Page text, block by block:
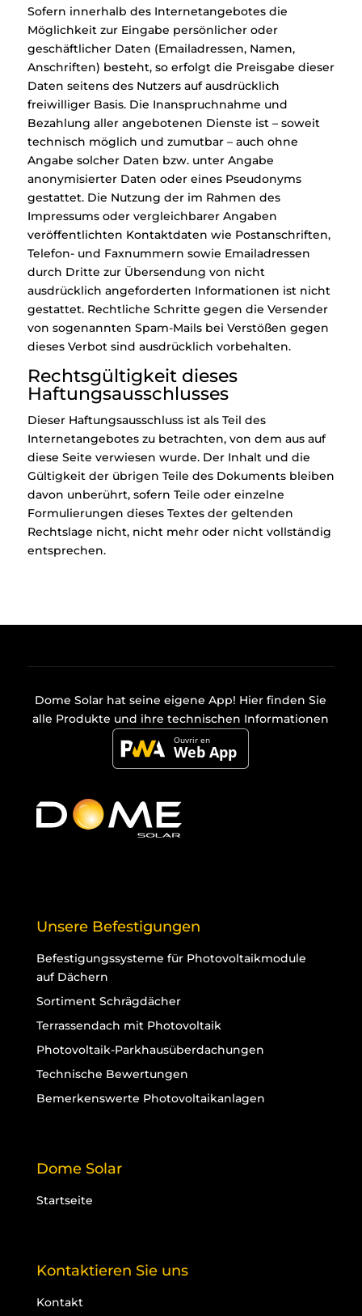
Sofern innerhalb des Internetangebotes die
Möglichkeit zur Eingabe persönlicher oder
geschäftlicher Daten (Emailadressen, Namen,
Anschriften) besteht, so erfolgt die Preisgabe dieser
Daten seitens des Nutzers auf ausdrücklich
freiwilliger Basis. Die Inanspruchnahme und
Bezahlung aller angebotenen Dienste ist – soweit
technisch möglich und zumutbar – auch ohne
Angabe solcher Daten bzw. unter Angabe
anonymisierter Daten oder eines Pseudonyms
gestattet. Die Nutzung der im Rahmen des
Impressums oder vergleichbarer Angaben
veröffentlichten Kontaktdaten wie Postanschriften,
Telefon- und Faxnummern sowie Emailadressen
durch Dritte zur Übersendung von nicht
ausdrücklich angeforderten Informationen ist nicht
gestattet. Rechtliche Schritte gegen die Versender
von sogenannten Spam-Mails bei Verstößen gegen
dieses Verbot sind ausdrücklich vorbehalten.
Rechtsgültigkeit dieses
Haftungsausschlusses
Dieser Haftungsausschluss ist als Teil des
Internetangebotes zu betrachten, von dem aus auf
diese Seite verwiesen wurde. Der Inhalt und die
Gültigkeit der übrigen Teile des Dokuments bleiben
davon unberührt, sofern Teile oder einzelne
Formulierungen dieses Textes der geltenden
Rechtslage nicht, nicht mehr oder nicht vollständig
entsprechen.
Dome Solar hat seine eigeneApp! Hier finden Sie
alle Produkte und ihre technischen Informationen
Unsere Befestigungen
Befestigungssysteme für Photovoltaikmodule
auf Dächern
Sortiment Schrägdächer
Terrassendach mit Photovoltaik
Photovoltaik-Parkhausüberdachungen
Technische Bewertungen
Bemerkenswerte Photovoltaikanlagen
Dome Solar
Startseite
Kontaktieren Sie uns
Kontakt